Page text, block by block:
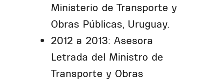
Ministerio de Transporte y
Obras Públicas, Uruguay.
2012 a 2013: Asesora
Letrada del Ministro de
Transporte y Obras